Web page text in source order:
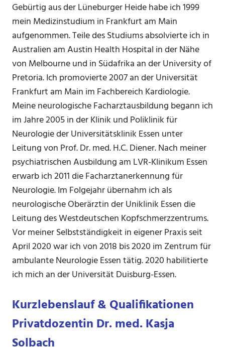
Gebürtig aus der Lüneburger Heide habe ich 1999
mein Medizinstudium in Frankfurt am Main
aufgenommen. Teile des Studiums absolvierte ich in
Australien am Austin Health Hospital in der Nähe
von Melbourne und in Südafrika an der University of
Pretoria. Ich promovierte 2007 an der Universität
Frankfurt am Main im Fachbereich Kardiologie.
Meine neurologische Facharztausbildung begann ich
im Jahre 2005 in der Klinik und Poliklinik für
Neurologie der Universitätsklinik Essen unter
Leitung von Prof. Dr. med. H.C. Diener. Nach meiner
psychiatrischen Ausbildung am LVR-Klinikum Essen
erwarb ich 2011 die Facharztanerkennung für
Neurologie. Im Folgejahr übernahm ich als
neurologische Oberärztin der Uniklinik Essen die
Leitung des Westdeutschen Kopfschmerzzentrums.
Vor meiner Selbstständigkeit in eigener Praxis seit
April 2020 war ich von 2018 bis 2020 im Zentrum für
ambulante Neurologie Essen tätig. 2020 habilitierte
ich mich an der Universität Duisburg-Essen.
Kurzlebenslauf &Qualifikationen
Privatdozentin Dr. med. Kasja
Solbach